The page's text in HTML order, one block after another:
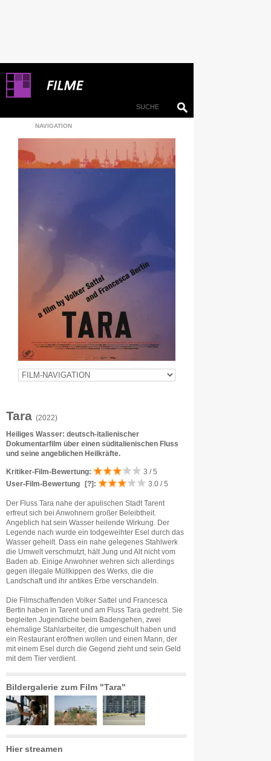
NAVIGATION
Tara (2022)
Heiliges Wasser: deutsch-italienischer
Dokumentarfilm über einen süditalienischen Fluss
und seine angeblichen Heilkräfte.
Kritiker-Film-Bewertung:
3 / 5
User-Film-Bewertung
[?] : 3.0 / 5
Der Fluss Tara nahe der apulischen Stadt Tarent
erfreut sich bei Anwohnern großer Beleibtheit.
Angeblich hat sein Wasser heilende Wirkung. Der
Legende nach wurde ein todgeweihter Esel durch das
Wasser geheilt. Dass ein nahe gelegenes Stahlwerk
die Umwelt verschmutzt, hält Jung und Alt nicht vom
Baden ab. Einige Anwohner wehren sich allerdings
gegen illegale Müllkippen des Werks, die die
Landschaft und ihr antikes Erbe verschandeln.
Die Filmschaffenden Volker Sattel und Francesca
Bertin haben in Tarent und am Fluss Tara gedreht. Sie
begleiten Jugendliche beim Badengehen, zwei
ehemalige Stahlarbeiter, die umgeschult haben und
ein Restaurant eröffnen wollen und einen Mann, der
mit einem Esel durch die Gegend zieht und sein Geld
mit dem Tier verdient.
Bildergalerie zum Film "Tara"
Hier streamen